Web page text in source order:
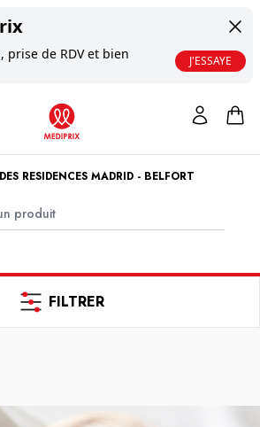
prise de RDV et bien
J'ESSAYE
RESIDENCES MADRID - BELFORT
FILTRER